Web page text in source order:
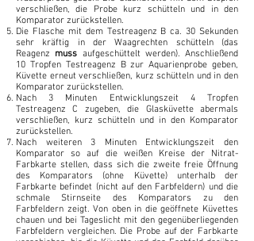
verschließen, die Probe kurz schütteln und in den
Komparator zurückstellen.
Die Flasche mit dem Testreagenz B ca. 30 Sekunden
sehr kräftig in der Waagrechten schütteln (das
Reagenz muss aufgeschüttelt werden). Anschließend
10 Tropfen Testreagenz B zur Aquarienprobe geben,
Küvette erneut verschließen, kurz schütteln und in den
Komparator zurückstellen.
Nach 3 Minuten Entwicklungszeit 4 Tropfen
Testreagenz C zugeben, die Glasküvette abermals
verschließen, kurz schütteln und in den Komparator
zurückstellen.
Nach weiteren 3 Minuten Entwicklungszeit den
Komparator so auf die weißen Kreise der Nitrat-
Farbkarte stellen, dass sich die zweite freie Öffnung
des Komparators (ohne Küvette) unterhalb der
Farbkarte befindet (nicht auf den Farbfeldern) und die
schmale Stirnseite des Komparators zu den
Farbfeldern zeigt. Von oben in die geöffnete Küvettes
chauen und bei Tageslicht mit den gegenüberliegenden
Farbfeldern vergleichen. Die Probe auf der Farbkarte